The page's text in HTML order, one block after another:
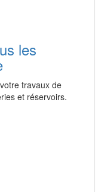
les
travaux de
et réservoirs.